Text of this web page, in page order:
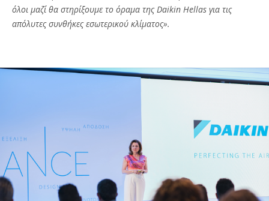
όλοι μαζί θα στηρίξουμε το όραμα της Daikin Hellas για τις
απόλυτες συνθήκες εσωτερικού κλίματος».